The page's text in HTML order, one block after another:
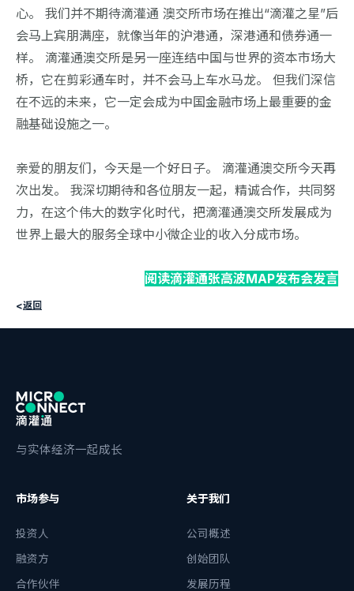
心。 我们并不期待滴灌通 澳交所市场在推出“滴灌之星”后
会马上宾朋满座，就像当年的沪港通，深港通和债券通一
样。 滴灌通澳交所是另一座连结中国与世界的资本市场大
桥，它在剪彩通车时，并不会马上车水马龙。 但我们深信
在不远的未来，它一定会成为中国金融市场上最重要的金
融基础设施之一。
亲爱的朋友们，今天是一个好日子。 滴灌通澳交所今天再
次出发。 我深切期待和各位朋友一起，精诚合作，共同努
力，在这个伟大的数字化时代，把滴灌通澳交所发展成为
世界上最大的服务全球中小微企业的收入分成市场。
阅读滴灌通张高波MAP发布会发言
<返回
与实体经济一起成长
市场参与
投资人
融资方
合作伙伴
关于我们
公司概述
创始团队
发展历程